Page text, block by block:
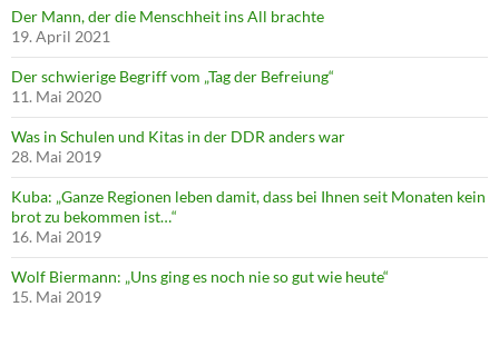
Der Mann, der die Menschheit ins All brachte
19. April 2021
Der schwierige Begriff vom „Tag der Befreiung“
11. Mai 2020
Was in Schulen und Kitas in der DDR anders war
28. Mai 2019
Kuba: „Ganze Regionen leben damit, dass bei Ihnen seit Monaten kein
brot zu bekommen ist…“
16. Mai 2019
Wolf Biermann: „Uns ging es noch nie so gut wie heute“
15. Mai 2019